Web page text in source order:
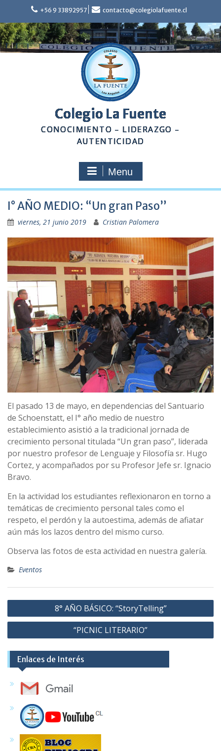
content
+56 9 33892957 contacto@colegiolafuente.cl
Colegio La Fuente
CONOCIMIENTO – LIDERAZGO –
AUTENTICIDAD
Menu
I° AÑO MEDIO: “Un gran Paso”
viernes, 21 junio 2019 Cristian Palomera
El pasado 13 de mayo, en dependencias del Santuario
de Schoenstatt, el I° año medio de nuestro
establecimiento asistió a la tradicional jornada de
crecimiento personal titulada “Un gran paso”, liderada
por nuestro profesor de Lenguaje y Filosofía sr. Hugo
Cortez, y acompañados por su Profesor Jefe sr. Ignacio
Bravo.
En la actividad los estudiantes reflexionaron en torno a
temáticas de crecimiento personal tales como el
respeto, el perdón y la autoestima, además de afiatar
aún más los lazos dentro del mismo curso.
Observa las fotos de esta actividad en nuestra galería.
Eventos
Navegación
de
8° AÑO BÁSICO: “StoryTelling”
“PICNIC LITERARIO”
Enlaces de Interés